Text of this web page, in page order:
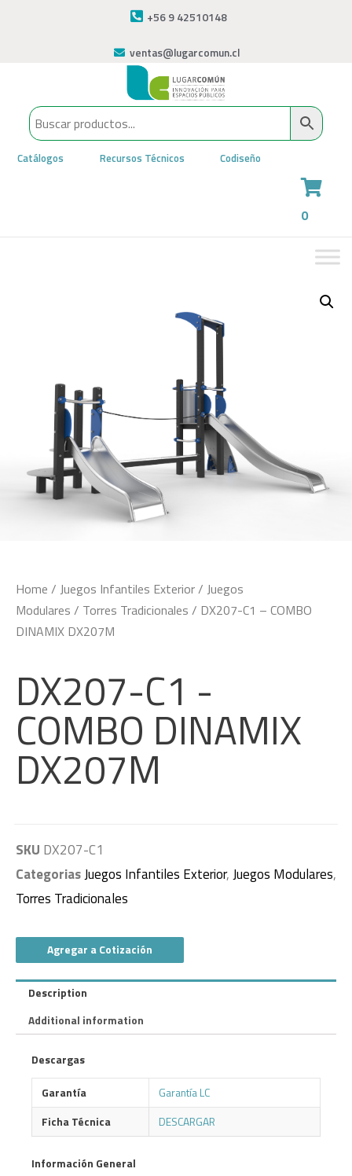
+56 9 42510148
ventas@lugarcomun.cl
Catálogos Recursos Técnicos Codiseño
0
Home / Juegos Infantiles Exterior/ Juegos
Modulares / Torres Tradicionales / DX207-C1 – COMBO
DINAMIX DX207M
DX207-C1 -
COMBO DINAMIX
DX207M
SKU DX207-C1
CategoriasJuegos Infantiles Exterior,Juegos Modulares,
Torres Tradicionales
Agregar a Cotización
Description
Additional information
Descargas
Garantía
Garantía LC
Ficha Técnica
DESCARGAR
Información General